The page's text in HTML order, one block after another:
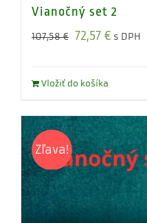
Vianočný set 2
107,58€ Original
was:
72,57 €Current
s DPH
Vložiť do košíka
Zľava!